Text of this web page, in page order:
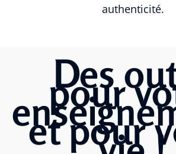
authenticité.
Des
pour
et pour